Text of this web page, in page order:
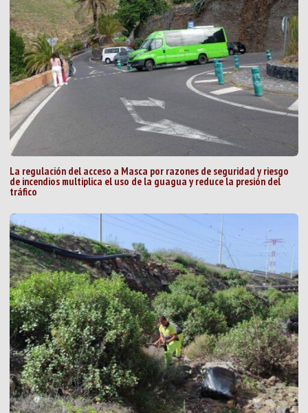
La regulación del acceso a Masca por razones de seguridad y riesgo
de incendios multiplica el uso de la guagua y reduce la presión del
tráfico